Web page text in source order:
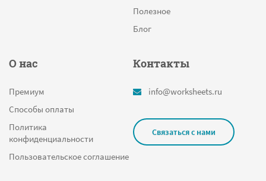
Задачи на построение угла
Столбчатые диаграммы
Деление
Хэллоуин
Полезное
Блог
О нас
Премиум
Способы оплаты
Политика
конфиденциальности
Пользовательское соглашение
Контакты
info@worksheets.ru
Связаться с нами